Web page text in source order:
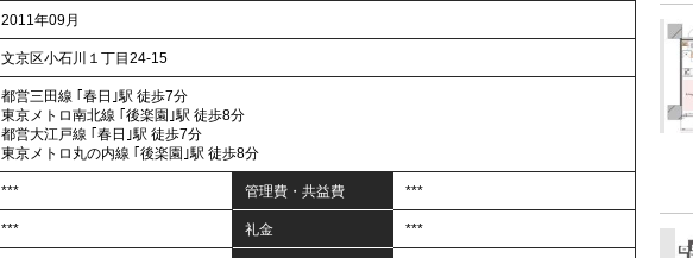
2011年09月
文京区小石川１丁目24-15
都営三田線 ｢春日｣駅 徒歩7分
東京メトロ南北線 ｢後楽園｣駅 徒歩8分
都営大江戸線 ｢春日｣駅 徒歩7分
東京メトロ丸の内線 ｢後楽園｣駅 徒歩8分
*** 管理費・共益費 ***
*** 礼金 ***